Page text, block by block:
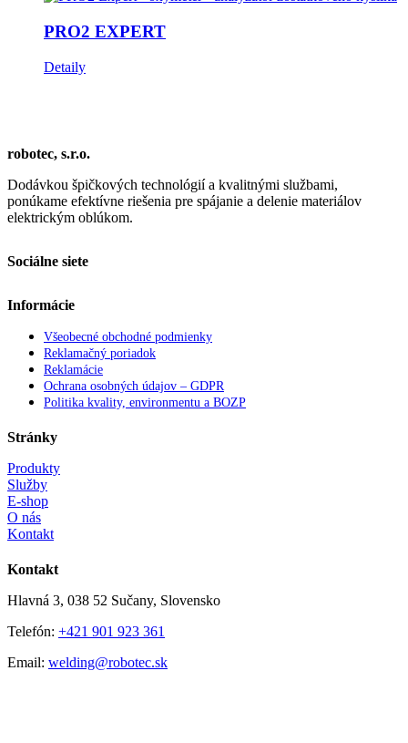
PRO2 EXPERT
Detaily
robotec, s.r.o.
Dodávkou špičkových technológií a kvalitnými službami,
ponúkame efektívne riešenia pre spájanie a delenie materiálov
elektrickým oblúkom.
Sociálne siete
Informácie
Všeobecné obchodné podmienky
Reklamačný poriadok
Reklamácie
Ochrana osobných údajov – GDPR
Politika kvality, environmentu a BOZP
Stránky
Produkty
Služby
E-shop
O nás
Kontakt
Kontakt
Hlavná 3, 038 52 Sučany, Slovensko
Telefón: +421 901 923 361
Email: welding@robotec.sk